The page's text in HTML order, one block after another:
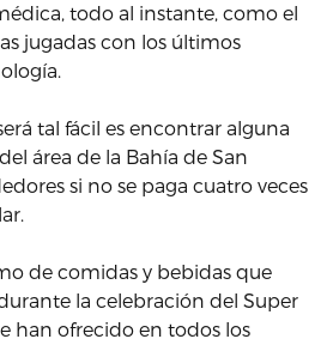
todo al instante, como el
jugadas con los últimos
tal fácil es encontrar alguna
área de la Bahía de San
si no se paga cuatro veces
de comidas y bebidas que
la celebración del Super
han ofrecido en todos los